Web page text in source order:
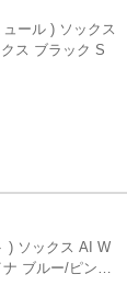
ール ) ソックス
ス ブラック S
) ソックス AI W
ブルー/ピンク